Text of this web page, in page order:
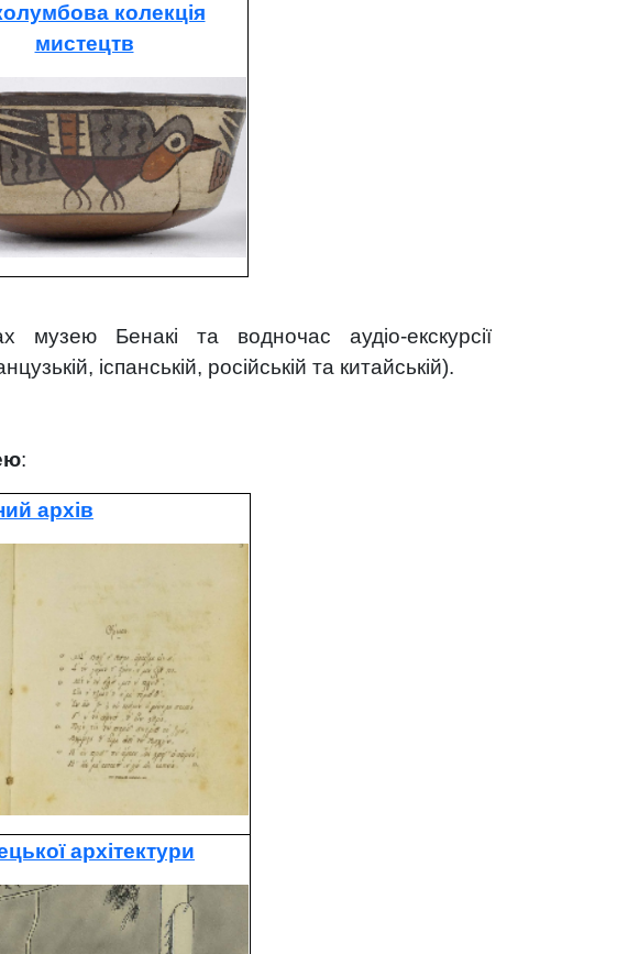
колекція
мистецтв
музею Бенакі
та водночас аудіо-екскурсії
іспанській, російській та китайській).
:
архів
архітектури